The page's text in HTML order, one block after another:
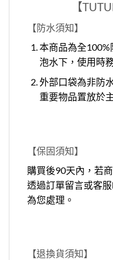
【
【防水須知】
本商品為全
泡水下，使用時
外部口袋為非防
重要物品置放於
【保固須知】
購買後90天內，若
透過訂單留言或客
為您處理。
【退換貨須知】